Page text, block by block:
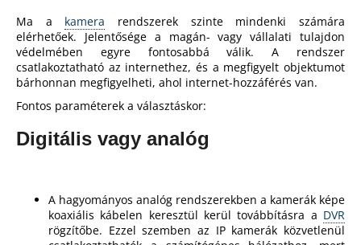
Ma a kamera rendszerek szinte mindenki számára
elérhetőek. Jelentősége a magán- vagy vállalati tulajdon
védelmében egyre fontosabbá válik. A rendszer
csatlakoztatható az internethez, és a megfigyelt objektumot
bárhonnan megfigyelheti, ahol internet-hozzáférés van.
Fontos paraméterek a választáskor:
Digitális vagy analóg
A hagyományos analóg rendszerekben a kamerák képe
koaxiális kábelen keresztül kerül továbbításra a DVR
rögzítőbe. Ezzel szemben az IP kamerák közvetlenül
e
r
e
s
?
KERESÉS